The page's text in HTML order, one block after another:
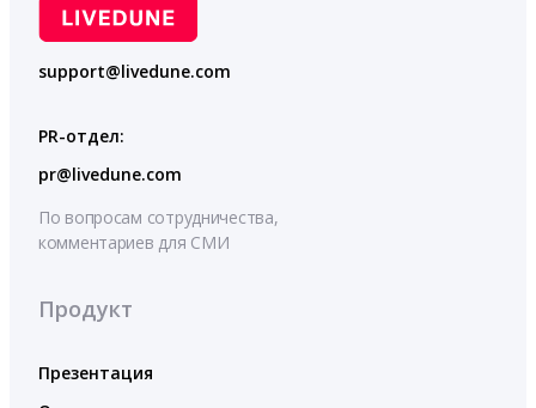
support@livedune.com
PR-отдел:
pr@livedune.com
По вопросам сотрудничества,
комментариев для СМИ
Продукт
Презентация